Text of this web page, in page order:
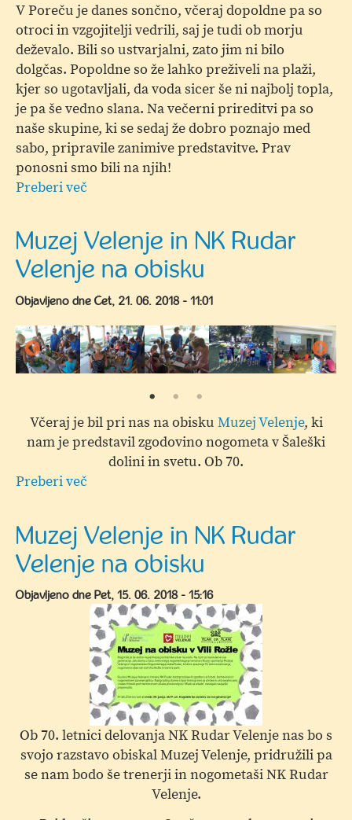
V Poreču je danes sončno, včeraj dopoldne pa so
otroci in vzgojitelji vedrili, saj je tudi ob morju
deževalo. Bili so ustvarjalni, zato jim ni bilo
dolgčas. Popoldne so že lahko preživeli na plaži,
kjer so ugotavljali, da voda sicer še ni najbolj topla,
je pa še vedno slana. Na večerni prireditvi pa so
naše skupine, ki se sedaj že dobro poznajo med
sabo, pripravile zanimive predstavitve. Prav
ponosni smo bili na njih!
Preberi več
Poreča
Muzej Velenje in NK Rudar
Velenje na obisku
Objavljeno dne Čet, 21. 06. 2018 - 11:01
Včeraj je bil pri nas na obisku Muzej Velenje, ki
nam je predstavil zgodovino nogometa v Šaleški
dolini in svetu. Ob 70.
Preberi več
in
NK
Velenje
na
obisku
Muzej Velenje in NK Rudar
Velenje na obisku
Objavljeno dne Pet, 15. 06. 2018 - 15:16
Ob 70. letnici delovanja NK Rudar Velenje nas bo s
svojo razstavo obiskal Muzej Velenje, pridružili pa
se nam bodo še trenerji in nogometaši NK Rudar
Velenje.